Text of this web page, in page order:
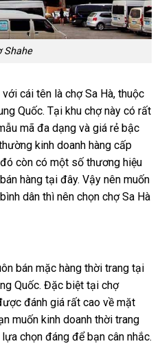
Shahe
cái tên là chợ Sa Hà, thuộc
Quốc. Tại khu chợ này có rất
mã đa dạng và giá rẻ bậc
kinh doanh hàng cấp
còn có một số thương hiệu
hàng tại đây. Vậy nên muốn
dân thì nên chọn chợ Sa Hà
bán mặc hàng thời trang tại
Quốc. Đặc biệt tại chợ
đánh giá rất cao về mặt
muốn kinh doanh thời trang
chọn đáng để bạn cân nhắc.